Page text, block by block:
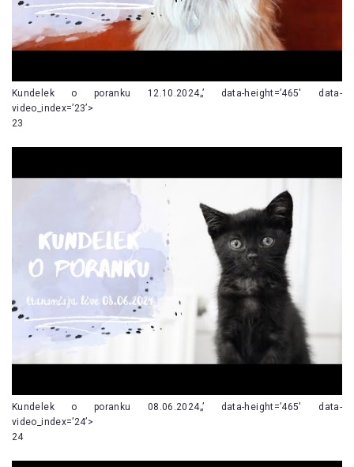
Kundelek o poranku 12.10.2024„’ data-height=’465′ data-
video_index=’23’>
23
Kundelek o poranku 08.06.2024„’ data-height=’465′ data-
video_index=’24’>
24